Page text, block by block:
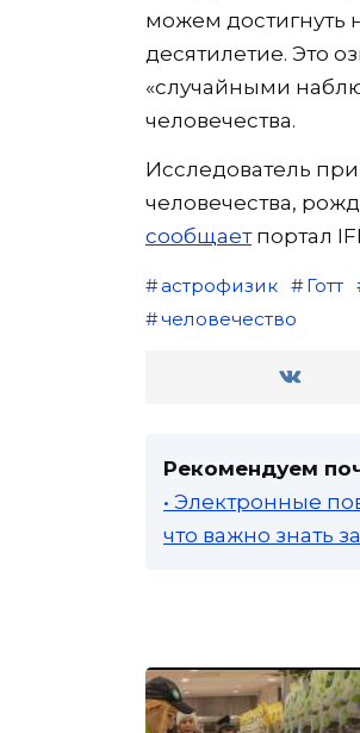
можем достигнуть
десятилетие. Это
«случайными
человечества.
Исследователь
человечества,
сообщаетпортал
астрофизик Готт
человечество
Рекомендуем
• Электронные
что важно знать